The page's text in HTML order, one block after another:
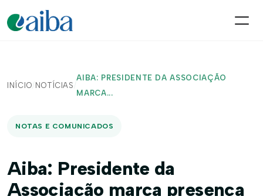
INÍCIO/ NOTÍCIAS /
AIBA: PRESIDENTE DA ASSOCIAÇÃO
MARCA...
NOTAS E COMUNICADOS
Aiba: Presidente da
Associação marca presença